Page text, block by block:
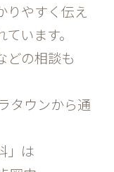
りやすく伝え
います。
どの相談も
タウンから通
」は